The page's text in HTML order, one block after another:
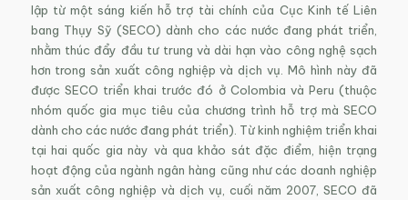
lập từ một sáng kiến hỗ trợ tài chính của Cục Kinh tế Liên
bang Thụy Sỹ (SECO) dành cho các nước đang phát triển,
nhằm thúc đẩy đầu tư trung và dài hạn vào công nghệ sạch
hơn trong sản xuất công nghiệp và dịch vụ. Mô hình này đã
được SECO triển khai trước đó ở Colombia và Peru (thuộc
nhóm quốc gia mục tiêu của chương trình hỗ trợ mà SECO
dành cho các nước đang phát triển). Từ kinh nghiệm triển khai
tại hai quốc gia này và qua khảo sát đặc điểm, hiện trạng
hoạt động của ngành ngân hàng cũng như các doanh nghiệp
sản xuất công nghiệp và dịch vụ, cuối năm 2007, SECO đã